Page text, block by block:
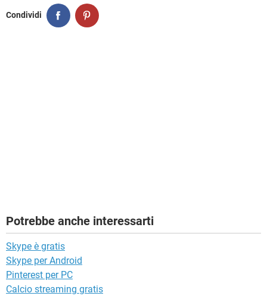
Condividi
Potrebbe anche interessarti
Skype è gratis
Skype per Android
Pinterest per PC
Calcio streaming gratis